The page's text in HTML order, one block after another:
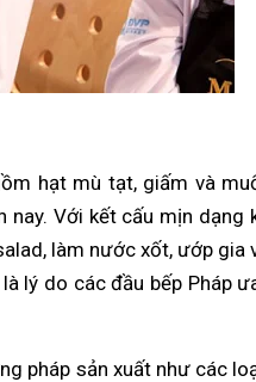
hạt mù tạt, giấm và
Với kết cấu mịn dạng
làm nước xốt, ướp gia
lý do các đầu bếp Pháp
pháp sản xuất như các